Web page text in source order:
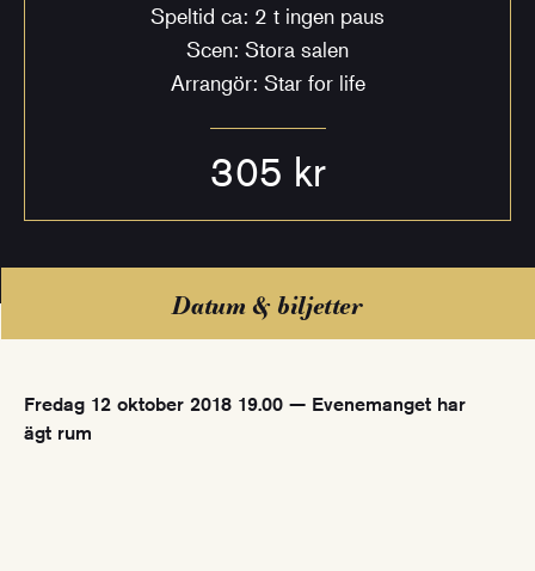
Speltid ca: 2 t ingen paus
Scen: Stora salen
Arrangör: Star for life
305 kr
Datum & biljetter
Fredag 12 oktober 2018 19.00 — Evenemanget har
ägt rum